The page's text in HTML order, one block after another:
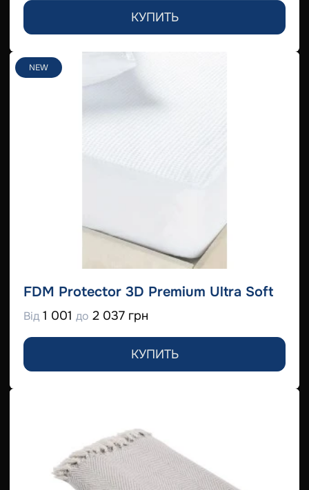
КУПИТЬ
NEW
FDM Protector 3D Premium Ultra Soft
Від 1 001 до 2 037 грн
КУПИТЬ